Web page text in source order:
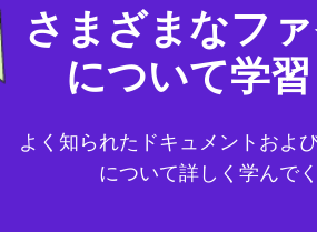
さまざまなフ
について学
よく知られたドキュメントおよ
について詳しく学んでく